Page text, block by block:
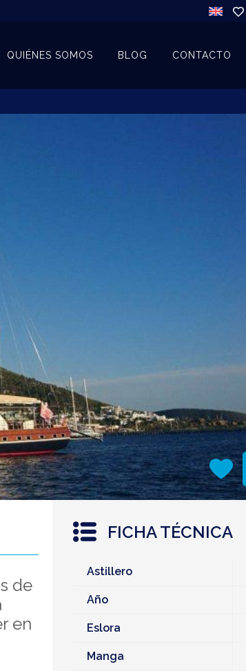
QUIÉNES SOMOS BLOG CONTACTO
de
en
FICHA TÉCNICA
Astillero
Año
Eslora
Manga